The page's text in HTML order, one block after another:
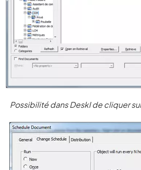
Possibilité dans DeskI de cliquer